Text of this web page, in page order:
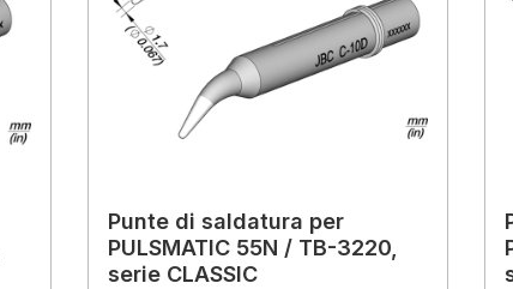
Punte di saldatura per
PULSMATIC 55N / TB-3220,
serie CLASSIC